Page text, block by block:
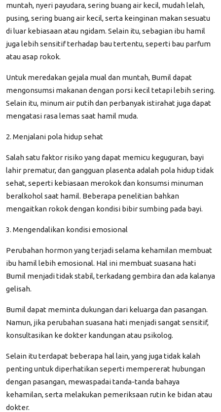
muntah, nyeri payudara, sering buang air kecil, mudah lelah,
pusing, sering buang air kecil, serta keinginan makan sesuatu
di luar kebiasaan atau ngidam. Selain itu, sebagian ibu hamil
juga lebih sensitif terhadap bau tertentu, seperti bau parfum
atau asap rokok.
Untuk meredakan gejala mual dan muntah, Bumil dapat
mengonsumsi makanan dengan porsi kecil tetapi lebih sering.
Selain itu, minum air putih dan perbanyak istirahat juga dapat
mengatasi rasa lemas saat hamil muda.
2. Menjalani pola hidup sehat
Salah satu faktor risiko yang dapat memicu keguguran, bayi
lahir prematur, dan gangguan plasenta adalah pola hidup tidak
sehat, seperti kebiasaan merokok dan konsumsi minuman
beralkohol saat hamil. Beberapa penelitian bahkan
mengaitkan rokok dengan kondisi bibir sumbing pada bayi.
3. Mengendalikan kondisi emosional
Perubahan hormon yang terjadi selama kehamilan membuat
ibu hamil lebih emosional. Hal ini membuat suasana hati
Bumil menjadi tidak stabil, terkadang gembira dan ada kalanya
gelisah.
Bumil dapat meminta dukungan dari keluarga dan pasangan.
Namun, jika perubahan suasana hati menjadi sangat sensitif,
konsultasikan ke dokter kandungan atau psikolog.
Selain itu terdapat beberapa hal lain, yang juga tidak kalah
penting untuk diperhatikan seperti mempererat hubungan
dengan pasangan, mewaspadai tanda-tanda bahaya
kehamilan, serta melakukan pemeriksaan rutin ke bidan atau
dokter.